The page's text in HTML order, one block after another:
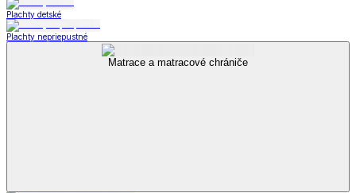
Plachty detské
Plachty nepriepustné
Matrace a matracové chrániče